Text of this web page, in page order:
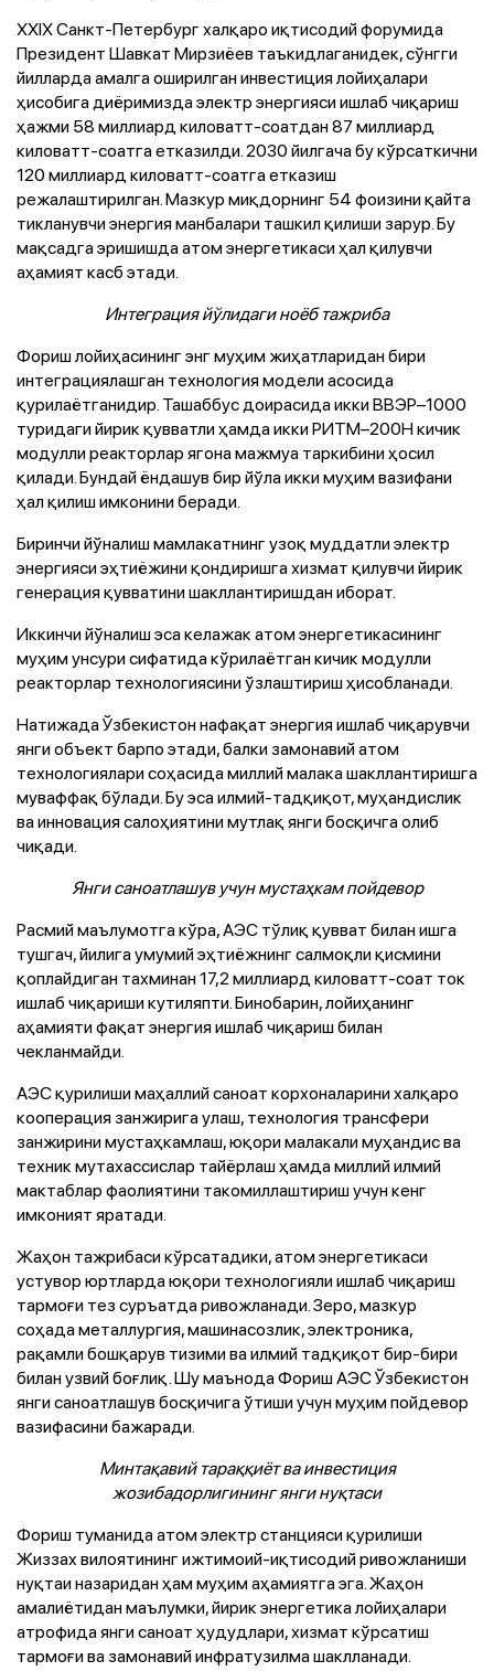
XXIX Санкт-Петербург халқаро иқтисодий форумида
Президент Шавкат Мирзиёев таъкидлаганидек, сўнгги
йилларда амалга оширилган инвестиция лойиҳалари
ҳисобига диёримизда электр энергияси ишлаб чиқариш
ҳажми 58 миллиард киловатт-соатдан 87 миллиард
киловатт-соатга етказилди. 2030 йилгача бу кўрсаткични
120 миллиард киловатт-соатга етказиш
режалаштирилган. Мазкур миқдорнинг 54 фоизини қайта
тикланувчи энергия манбалари ташкил қилиши зарур. Бу
мақсадга эришишда атом энергетикаси ҳал қилувчи
аҳамият касб этади.
Интеграция йўлидаги ноёб тажриба
Фориш лойиҳасининг энг муҳим жиҳатларидан бири
интеграциялашган технология модели асосида
қурилаётганидир. Ташаббус доирасида икки ВВЭР–1000
туридаги йирик қувватли ҳамда икки РИТМ–200Н кичик
модулли реакторлар ягона мажмуа таркибини ҳосил
қилади. Бундай ёндашув бир йўла икки муҳим вазифани
ҳал қилиш имконини беради.
Биринчи йўналиш мамлакатнинг узоқ муддатли электр
энергияси эҳтиёжини қондиришга хизмат қилувчи йирик
генерация қувватини шакллантиришдан иборат.
Иккинчи йўналиш эса келажак атом энергетикасининг
муҳим унсури сифатида кўрилаётган кичик модулли
реакторлар технологиясини ўзлаштириш ҳисобланади.
Натижада Ўзбекистон нафақат энергия ишлаб чиқарувчи
янги объект барпо этади, балки замонавий атом
технологиялари соҳасида миллий малака шакллантиришга
муваффақ бўлади. Бу эса илмий-тадқиқот, муҳандислик
ва инновация салоҳиятини мутлақ янги босқичга олиб
чиқади.
Янги саноатлашув учун мустаҳкам пойдевор
Расмий маълумотга кўра, АЭС тўлиқ қувват билан ишга
тушгач, йилига умумий эҳтиёжнинг салмоқли қисмини
қоплайдиган тахминан 17,2 миллиард киловатт-соат ток
ишлаб чиқариши кутиляпти. Бинобарин, лойиҳанинг
аҳамияти фақат энергия ишлаб чиқариш билан
чекланмайди.
АЭС қурилиши маҳаллий саноат корхоналарини халқаро
кооперация занжирига улаш, технология трансфери
занжирини мустаҳкамлаш, юқори малакали муҳандис ва
техник мутахассислар тайёрлаш ҳамда миллий илмий
мактаблар фаолиятини такомиллаштириш учун кенг
имконият яратади.
Жаҳон тажрибаси кўрсатадики, атом энергетикаси
устувор юртларда юқори технологияли ишлаб чиқариш
тармоғи тез суръатда ривожланади. Зеро, мазкур
соҳада металлургия, машинасозлик, электроника,
рақамли бошқарув тизими ва илмий тадқиқот бир-бири
билан узвий боғлиқ. Шу маънода Фориш АЭС Ўзбекистон
янги саноатлашув босқичига ўтиши учун муҳим пойдевор
вазифасини бажаради.
Минтақавий тараққиёт ва инвестиция
жозибадорлигининг янги нуқтаси
Фориш туманида атом электр станцияси қурилиши
Жиззах вилоятининг ижтимоий-иқтисодий ривожланиши
нуқтаи назаридан ҳам муҳим аҳамиятга эга. Жаҳон
амалиётидан маълумки, йирик энергетика лойиҳалари
атрофида янги саноат ҳудудлари, хизмат кўрсатиш
тармоғи ва замонавий инфратузилма шаклланади.